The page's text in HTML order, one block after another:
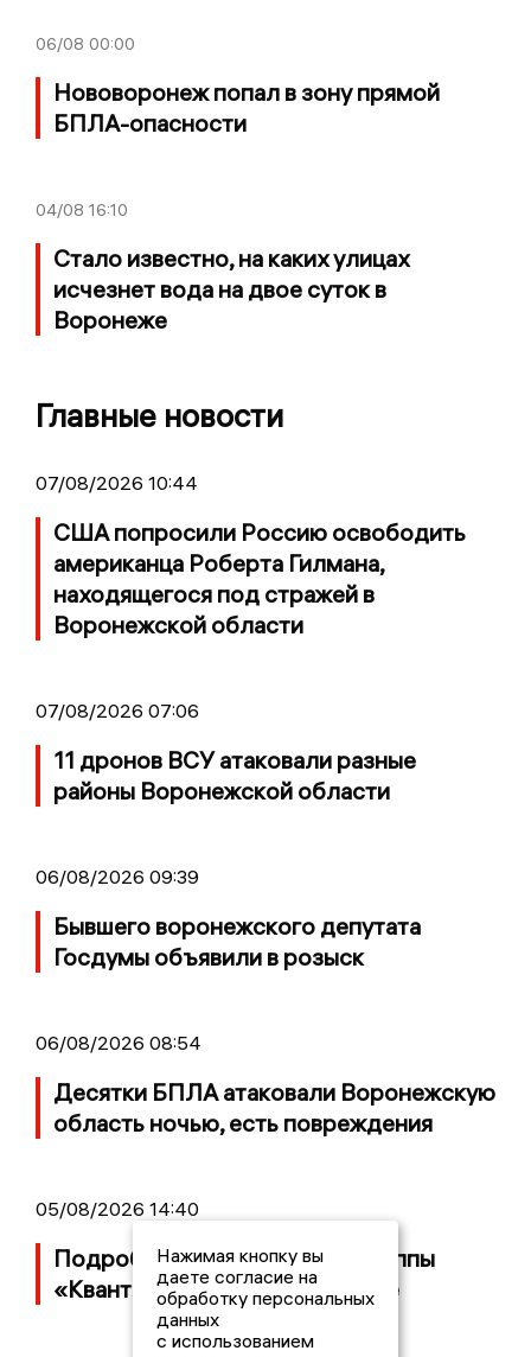
06/08 00:00
Нововоронеж попал в зону прямой
БПЛА-опасности
04/08 16:10
Стало известно, на каких улицах
исчезнет вода на двое суток в
Воронеже
Главные новости
07/08/2026 10:44
США попросили Россию освободить
американца Роберта Гилмана,
находящегося под стражей в
Воронежской области
07/08/2026 07:06
11 дронов ВСУ атаковали разные
районы Воронежской области
06/08/2026 09:39
Бывшего воронежского депутата
Госдумы объявили в розыск
06/08/2026 08:54
Десятки БПЛА атаковали Воронежскую
область ночью, есть повреждения
05/08/2026 14:40
Подробности банкротства группы
«Квант» с заводом в Воронеже
Нажимая кнопку вы
даете согласие на
обработку персональных
данных
с использованием